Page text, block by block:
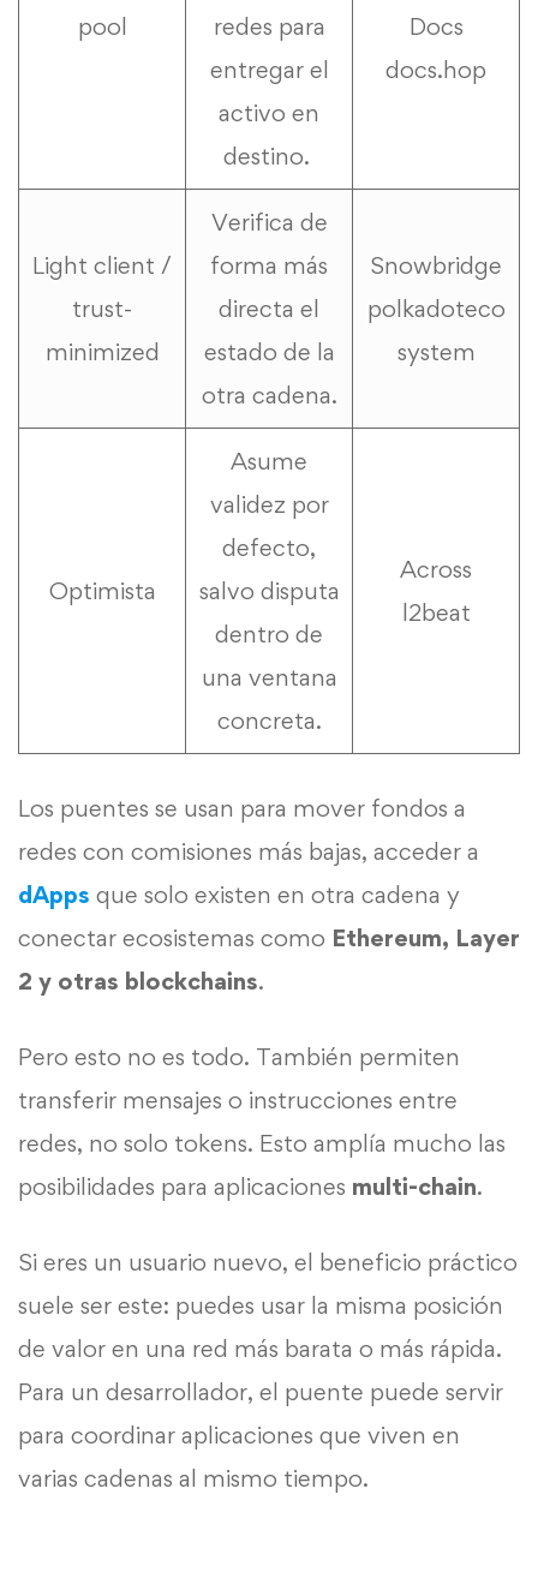
pool
redes para
entregar el
activo en
destino.
Docs
docs.hop
Light client /
trust-
minimized
Verifica de
forma más
directa el
estado de la
otra cadena.
Snowbridge
polkadoteco
system
Optimista
Asume
validez por
defecto,
salvo disputa
dentro de
una ventana
concreta.
Across
l2beat
Los puentes se usan para mover fondos a
redes con comisiones más bajas, acceder a
dApps que solo existen en otra cadena y
conectar ecosistemas como Ethereum, Layer
2 y otras blockchains.
Pero esto no es todo. También permiten
transferir mensajes o instrucciones entre
redes, no solo tokens. Esto amplía mucho las
posibilidades para aplicaciones multi-chain.
Si eres un usuario nuevo, el beneficio práctico
suele ser este: puedes usar la misma posición
de valor en una red más barata o más rápida.
Para un desarrollador, el puente puede servir
para coordinar aplicaciones que viven en
varias cadenas al mismo tiempo.